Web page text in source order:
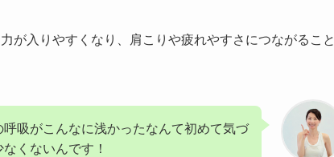
が入りやすくなり、肩こりや疲れやすさにつながること
吸がこんなに浅かったなんて初めて気づ
くないんです！